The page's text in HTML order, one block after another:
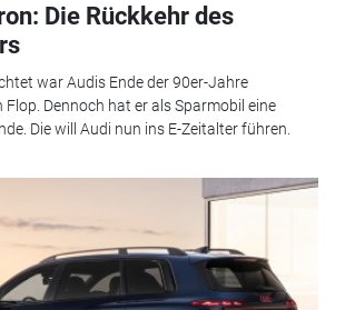
Die Rückkehr des
war Audis Ende der 90er-Jahre
Dennoch hat er als Sparmobil eine
Die will Audi nun ins E-Zeitalter führen.